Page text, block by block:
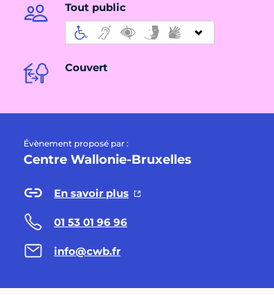
Tout public
Couvert
Évènement proposé par :
Centre Wallonie-Bruxelles
En savoir plus
01 53 01 96 96
info@cwb.fr